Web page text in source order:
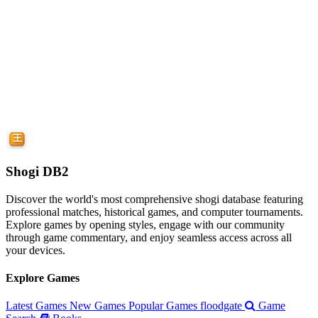
Shogi DB2
Discover the world's most comprehensive shogi database featuring
professional matches, historical games, and computer tournaments.
Explore games by opening styles, engage with our community
through game commentary, and enjoy seamless access across all
your devices.
Explore Games
Latest Games New Games Popular Games floodgate
Game